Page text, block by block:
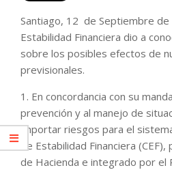
Santiago, 12 de Septiembre de
Estabilidad Financiera dio a
sobre los posibles efectos de
previsionales.
1. En concordancia con su
prevención y al manejo de
importar riesgos para el
de Estabilidad Financiera
de Hacienda e integrado por el